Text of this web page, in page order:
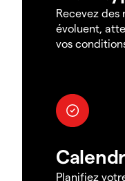
Recevez
évoluent,
vos
Planifiez